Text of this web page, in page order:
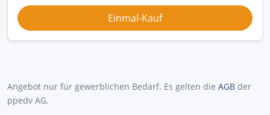
Angebot nur für gewerblichen Bedarf. Es gelten die AGB der
ppedv AG.